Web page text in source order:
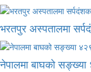
भरतपुर अस्पतालमा
नेपालमा बाघको